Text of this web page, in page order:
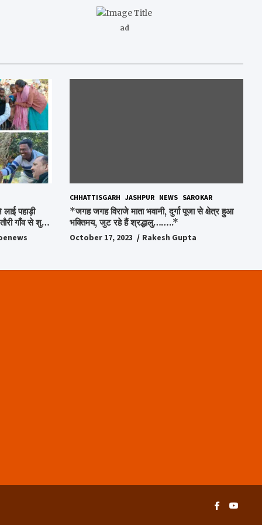
ad
पहाड़ी
गाँव से शुरु
CHHATTISGARH JASHPUR NEWS SAROKAR
*जगह जगह विराजे माता भवानी, दुर्गा पूजा से क्षेत्र हुआ
भक्तिमय, जुट रहे हैं श्रद्धालु……..*
October 17, 2023 Rakesh Gupta